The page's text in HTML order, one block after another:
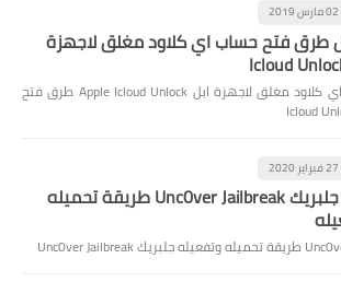
02 مارس 2019
طرق فتح حساب اي كلاود مغلق لاجهزة
افضل طرق فتح حساب اي كلاود مغلق لاجهزة ابل Apple Icloud Unlock طرق فتح
27 فبراير 2020
شرح جلبريك Unc0ver Jailbreak طريقة تحميله